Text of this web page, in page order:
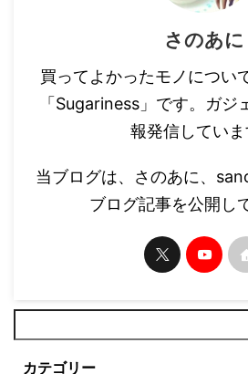
さのあに
買ってよかったモノについ
「Sugariness」です。ガジ
報発信していま
当ブログは、さのあに、
ブログ記事を公開し
カテゴリー